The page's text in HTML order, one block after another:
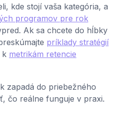
kde stojí vaša kategória, a
programov pre rok
Ak sa chcete do hĺbky
príklady stratégií
k metrikám retencie
zapadá do priebežného
čo reálne funguje v praxi.